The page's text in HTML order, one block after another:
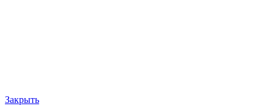
Закрыть